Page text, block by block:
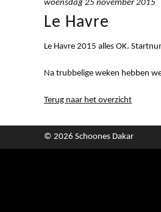
woensdag 25 november 2015
Le Havre
Le Havre 2015 alles OK.
Na trubbelige weken hebben
Terug naar het overzicht
© 2026 Schoones Dakar